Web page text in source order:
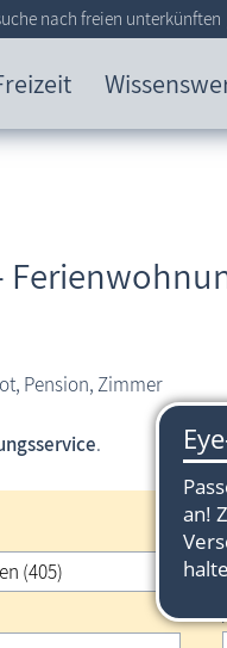
nach freien unterkünften
Pension, Zimmer
.